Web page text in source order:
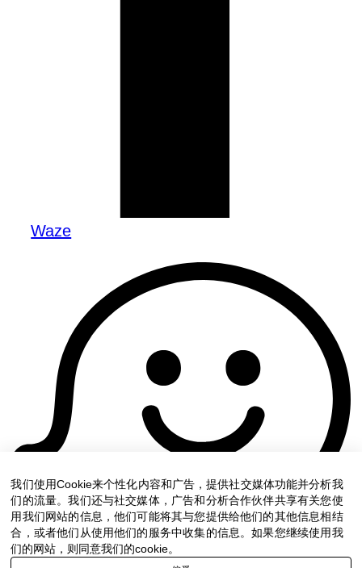
Waze
我们使用Cookie来个性化内容和广告，提供社交媒体功能并分析我
们的流量。我们还与社交媒体，广告和分析合作伙伴共享有关您使
用我们网站的信息，他们可能将其与您提供给他们的其他信息相结
合，或者他们从使用他们的服务中收集的信息。如果您继续使用我
们的网站，则同意我们的cookie。